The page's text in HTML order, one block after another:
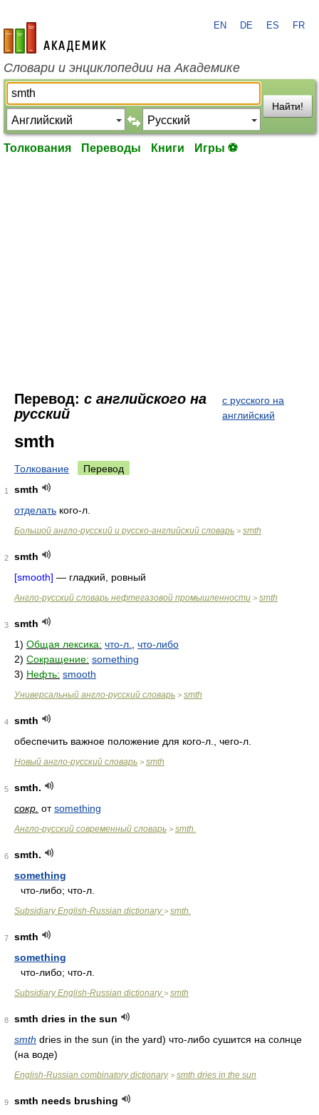
academic.ru
EN DE ES FR
Словари и энциклопедии на Академике
Найти!
Толкования Переводы Книги Игры ⚽
Перевод: с английского на
русский
с русского на
английский
smth
Толкование Перевод
1
smth
отделать кого-л.
Большой англо-русский и русско-английский словарь > smth
2
smth
[smooth] — гладкий, ровный
Англо-русский словарь нефтегазовой промышленности > smth
3
smth
1) Общая лексика: что-л.
что-либо
2) Сокращение: something
3) Нефть: smooth
Универсальный англо-русский словарь > smth
4
smth
обеспечить важное положение для кого-л., чего-л.
Новый англо-русский словарь > smth
5
smth.
сокр. отsomething
Англо-русский современный словарь > smth.
6
smth.
something
что-либо; что-л.
Subsidiary English-Russian dictionary> smth.
7
smth
something
что-либо; что-л.
Subsidiary English-Russian dictionary> smth
8
smth dries in the sun
smth dries in the sun (in the yard) что-либо сушится на солнце
(на воде)
English-Russian combinatory dictionary> smth dries in the sun
9
smth needs brushing